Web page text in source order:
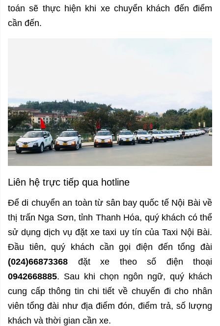
toán sẽ thực hiện khi xe chuyển khách đến điểm
cần đến.
Liên hệ trực tiếp qua hotline
Để di chuyển an toàn từ sân bay quốc tế Nội Bài về
thị trấn Nga Sơn, tỉnh Thanh Hóa, quý khách có thể
sử dụng dịch vụ đặt xe taxi uy tín của Taxi Nội Bài.
Đầu tiên, quý khách cần gọi điện đến tổng đài
(024)66873368 đặt xe theo số điện thoại
0942668885. Sau khi chọn ngôn ngữ, quý khách
cung cấp thông tin chi tiết về chuyến đi cho nhân
viên tổng đài như địa điểm đón, điểm trả, số lượng
khách và thời gian cần xe.